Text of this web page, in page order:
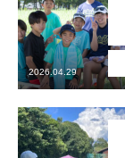
2026.04.29